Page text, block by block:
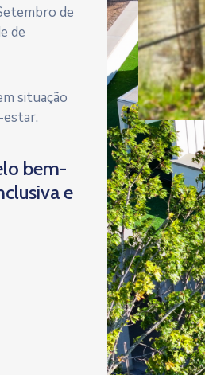
de
de
situação
estar.
bem-
e